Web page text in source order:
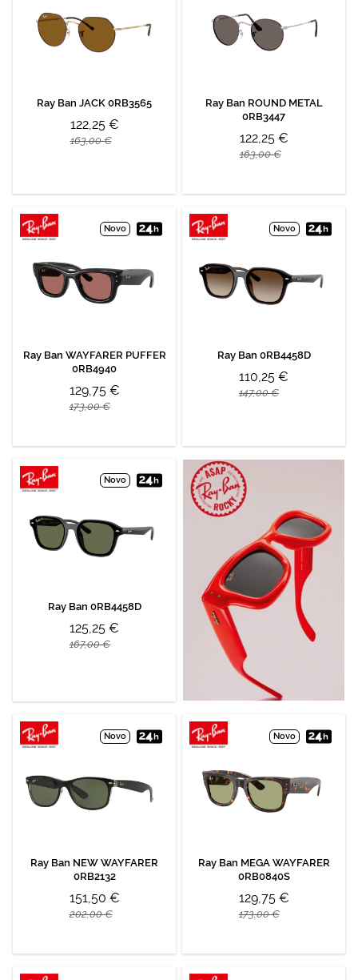
Ray Ban JACK 0RB3565
122,25 €
163,00 €
Ray Ban ROUND METAL
0RB3447
122,25 €
163,00 €
Novo
Ray Ban WAYFARER PUFFER
0RB4940
129,75 €
173,00 €
Novo
Ray Ban 0RB4458D
110,25 €
147,00 €
Novo
Ray Ban 0RB4458D
125,25 €
167,00 €
Novo
Ray Ban NEW WAYFARER
0RB2132
151,50 €
202,00 €
Novo
Ray Ban MEGA WAYFARER
0RB0840S
129,75 €
173,00 €